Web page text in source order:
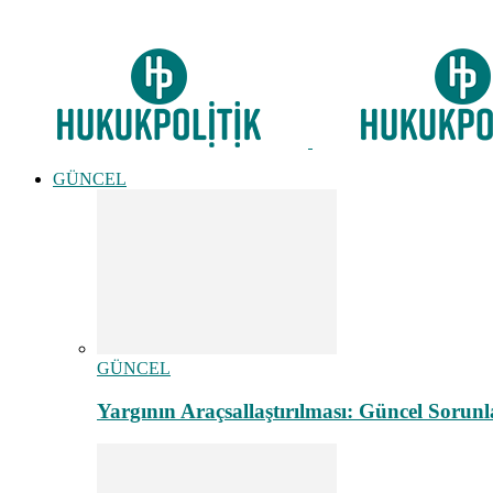
GÜNCEL
GÜNCEL
Yargının Araçsallaştırılması: Güncel